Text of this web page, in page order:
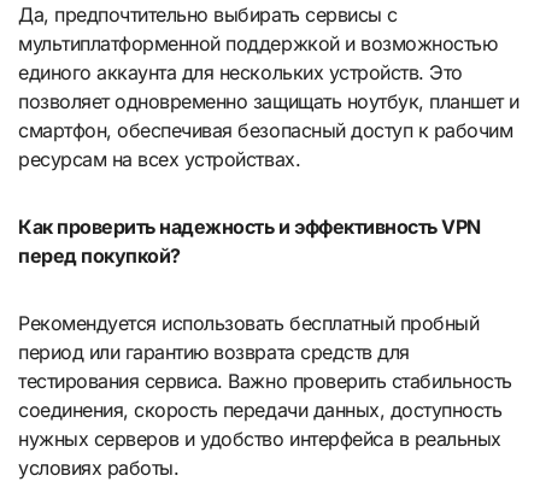
Да, предпочтительно выбирать сервисы с
мультиплатформенной поддержкой и возможностью
единого аккаунта для нескольких устройств. Это
позволяет одновременно защищать ноутбук, планшет и
смартфон, обеспечивая безопасный доступ к рабочим
ресурсам на всех устройствах.
Как проверить надежность и эффективность VPN
перед покупкой?
Рекомендуется использовать бесплатный пробный
период или гарантию возврата средств для
тестирования сервиса. Важно проверить стабильность
соединения, скорость передачи данных, доступность
нужных серверов и удобство интерфейса в реальных
условиях работы.